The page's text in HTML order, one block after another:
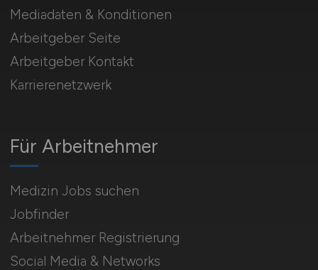
Für Arbeitnehmer
Medizin Jobs suchen
Jobfinder
Arbeitnehmer Registrierung
Social Media & Networks
Mediadaten & Konditionen
Arbeitgeber Seite
Arbeitgeber Kontakt
Karrierenetzwerk